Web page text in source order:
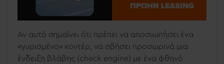
Αν αυτό σημαίνει ότι πρέπει να αποσιωπήσει ένα
«γυρισμένο» κοντέρ, να σβήσει προσωρινά μια
ένδειξη βλάβης (check engine) με ένα φθηνό